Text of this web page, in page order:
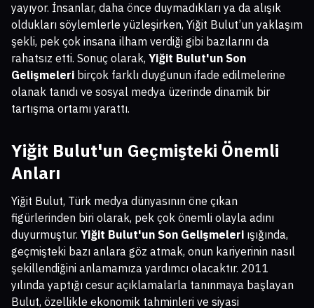
yayıyor. İnsanlar, daha önce duymadıkları ya da alışık
oldukları söylemlerle yüzleşirken, Yiğit Bulut’un yaklaşım
şekli, pek çok insana ilham verdiği gibi bazılarını da
rahatsız etti. Sonuç olarak, Yiğit Bulut'un Son
Gelişmeleri birçok farklı duygunun ifade edilmelerine
olanak tanıdı ve sosyal medya üzerinde dinamik bir
tartışma ortamı yarattı.
Yiğit Bulut'un Geçmişteki Önemli
Anları
Yiğit Bulut, Türk medya dünyasının öne çıkan
figürlerinden biri olarak, pek çok önemli olayla adını
duyurmuştur. Yiğit Bulut'un Son Gelişmeleri ışığında,
geçmişteki bazı anlara göz atmak, onun kariyerinin nasıl
şekillendiğini anlamamıza yardımcı olacaktır. 2011
yılında yaptığı cesur açıklamalarla tanınmaya başlayan
Bulut, özellikle ekonomik tahminleri ve siyasi